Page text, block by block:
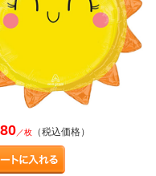
／枚 （税込価格）